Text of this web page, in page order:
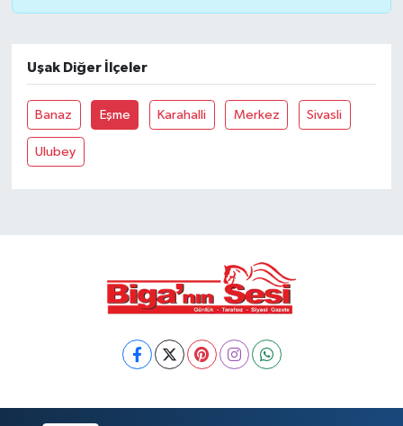
Uşak Diğer İlçeler
Banaz Eşme Karahalli Merkez Sivasli
Ulubey
Sağlık
Siyaset
Spor
Tarım ve Ekonomi